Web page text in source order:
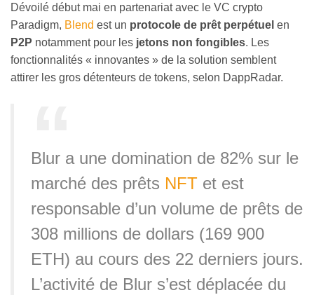
Dévoilé début mai en partenariat avec le VC crypto
Paradigm, Blend est un protocole de prêt perpétuel en
P2P notamment pour les jetons non fongibles. Les
fonctionnalités « innovantes » de la solution semblent
attirer les gros détenteurs de tokens, selon DappRadar.
Blur a une domination de 82% sur le
marché des prêts NFT et est
responsable d’un volume de prêts de
308 millions de dollars (169 900
ETH) au cours des 22 derniers jours.
L’activité de Blur s’est déplacée du